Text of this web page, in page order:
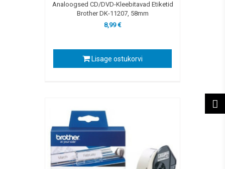
Analoogsed CD/DVD-Kleebitavad Etiketid
Brother DK-11207, 58mm
8,99 €
Lisage ostukorvi